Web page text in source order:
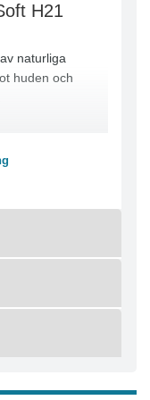
H21
naturliga
huden och
naturliga
effektiv